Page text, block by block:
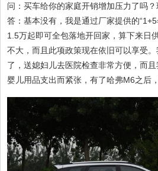
问：买车给你的家庭开销增加压力了吗
答：基本没有，我是通过厂家提供的
1.5万起即可全包落地开回家，算下来日
不大，而且此项政策现在依旧可以享受
了，送媳妇儿去医院检查非常方便，而
婴儿用品支出而紧张，有了哈弗M6之后